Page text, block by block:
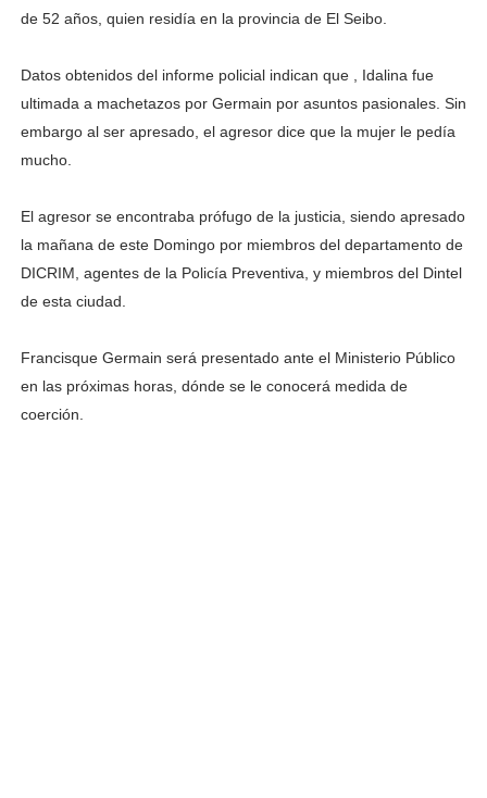
de 52 años, quien residía en la provincia de El Seibo.
Datos obtenidos del informe policial indican que , Idalina fue
ultimada a machetazos por Germain por asuntos pasionales. Sin
embargo al ser apresado, el agresor dice que la mujer le pedía
mucho.
El agresor se encontraba prófugo de la justicia, siendo apresado
la mañana de este Domingo por miembros del departamento de
DICRIM, agentes de la Policía Preventiva, y miembros del Dintel
de esta ciudad.
Francisque Germain será presentado ante el Ministerio Público
en las próximas horas, dónde se le conocerá medida de
coerción.